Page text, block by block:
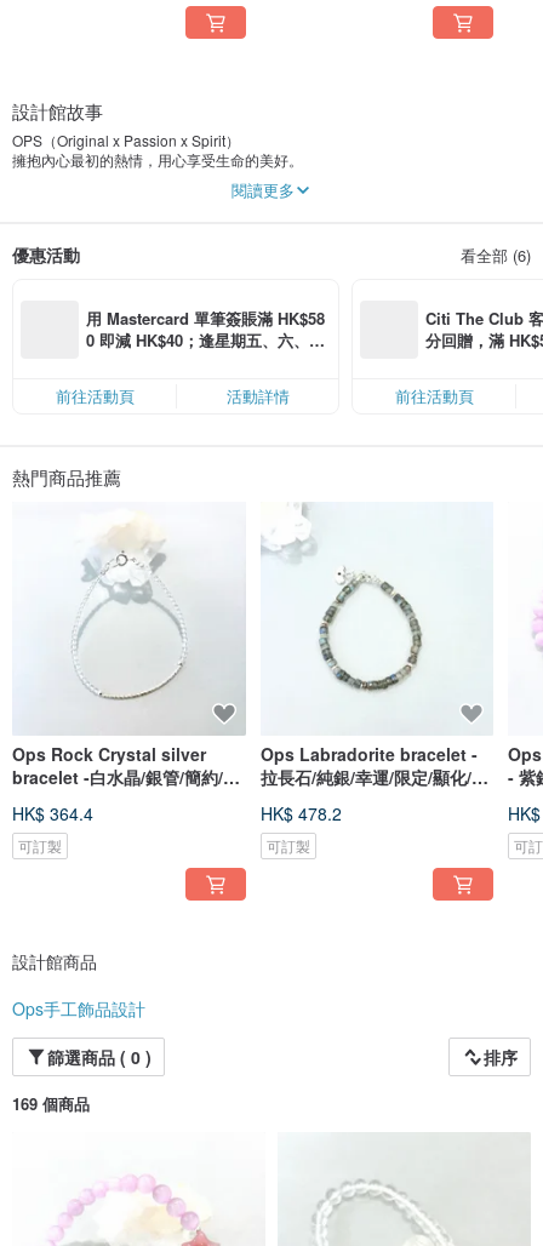
設計館故事
OPS（Original x Passion x Spirit）
擁抱內心最初的熱情，用心享受生命的美好。
純手工、純銀、天然石設計，講究為了妳生活中的美好點綴。
閱讀更多
優惠活動 看全部 (6)
用 Mastercard 單筆簽賬滿 HK$58
0 即減 HK$40；逢星期五、六、日
限，額滿即止，僅限「常用信用
卡」結帳）
前往活動頁 活動詳情
Citi The Club
分回贈，滿
前往活動頁
熱門商品推薦
Ops Rock Crystal silver
bracelet -白水晶/銀管/簡約/純
HK$ 364.4
可訂製
Ops Labradorite bracelet -
拉長石/純銀/幸運/限定/顯化/手
HK$ 478.2
可訂製
- 紫
可
設計館商品
Ops手工飾品設計
篩選商品 ( 0 )
排序
169 個商品